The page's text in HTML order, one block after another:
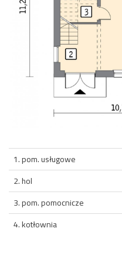
1. pom. usługowe
2. hol
3. pom. pomocnicze
4. kotłownia